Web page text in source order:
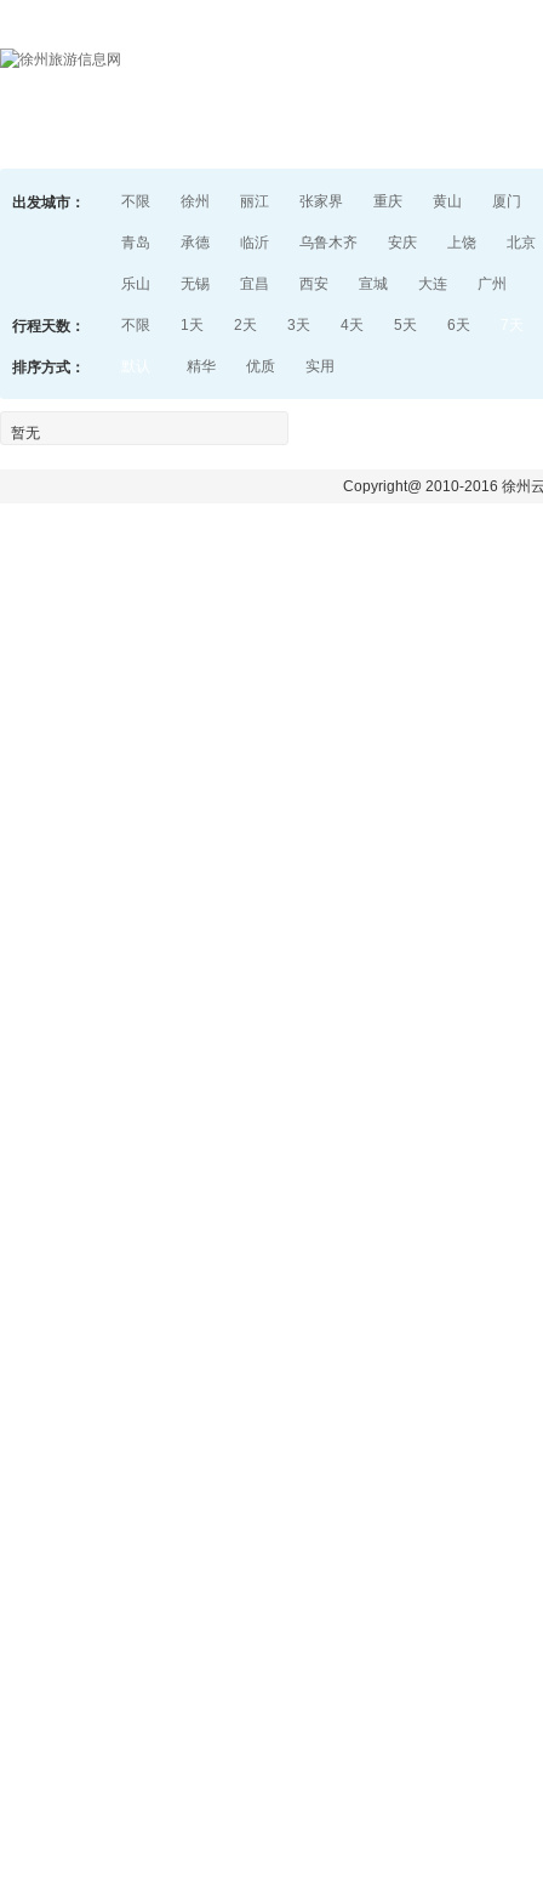
出发城市： 不限 徐州 丽江 张家界 重庆 黄山 厦门
青岛 承德 临沂 乌鲁木齐 安庆 上饶 北京
乐山 无锡 宜昌 西安 宣城 大连 广州
行程天数： 不限 1天 2天 3天 4天 5天 6天
排序方式： 精华 优质 实用
暂无
Copyright@ 2010-2016 徐州